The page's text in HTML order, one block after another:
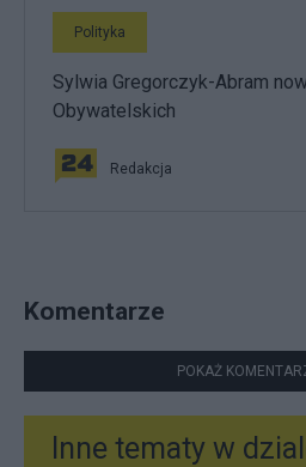
Polityka
Sylwia Gregorczyk-Abram
Obywatelskich
Redakcja
Komentarze
POKAŻ
Inne tematy w